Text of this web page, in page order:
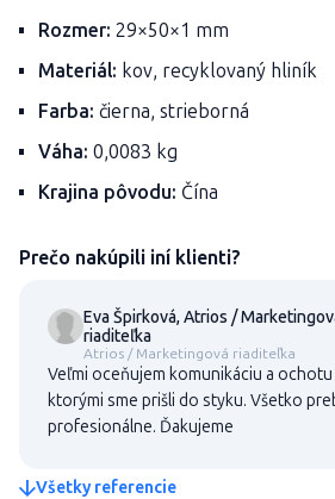
Rozmer: 29×50×1 mm
Materiál: kov, recyklovaný hliník
Farba: čierna, strieborná
Váha: 0,0083 kg
Krajina pôvodu: Čína
Prečo nakúpili iní klienti?
Eva Špirková, Atrios /
riaditeľka
Atrios / Marketingová riaditeľka
Veľmi oceňujem komunikáciu a
ktorými sme prišli do styku. Všetko
profesionálne. Ďakujeme
Všetky referencie